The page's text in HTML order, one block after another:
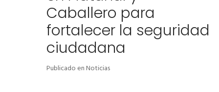
Caballero para
fortalecer la seguridad
ciudadana
Publicado enNoticias